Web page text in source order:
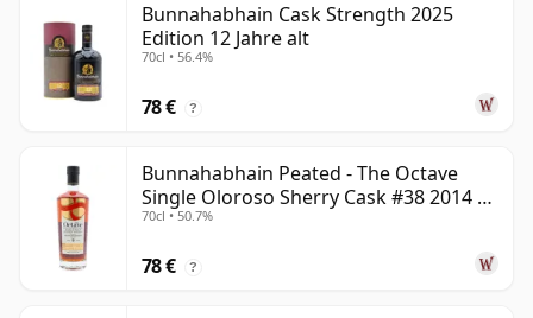
Bunnahabhain Cask Strength 2025
Edition 12 Jahre alt
70cl • 56.4%
78 € ?
Bunnahabhain Peated - The Octave
Single Oloroso Sherry Cask #38 2014 9
Jahre alt
70cl • 50.7%
78 € ?